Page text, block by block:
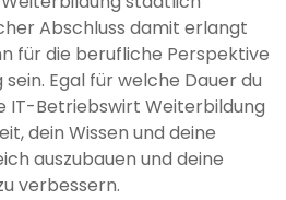
Abschluss damit erlangt
für die berufliche Perspektive
Egal für welche Dauer du
IT-Betriebswirt Weiterbildung
dein Wissen und deine
auszubauen und deine
verbessern.